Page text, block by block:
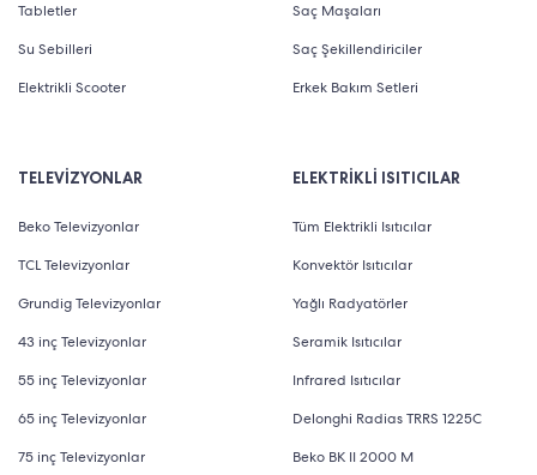
Tabletler
Su Sebilleri
Elektrikli Scooter
Saç Maşaları
Saç Şekillendiriciler
Erkek Bakım Setleri
TELEVİZYONLAR
Beko Televizyonlar
TCL Televizyonlar
Grundig Televizyonlar
43 inç Televizyonlar
55 inç Televizyonlar
65 inç Televizyonlar
75 inç Televizyonlar
ELEKTRİKLİ ISITICILAR
Tüm Elektrikli Isıtıcılar
Konvektör Isıtıcılar
Yağlı Radyatörler
Seramik Isıtıcılar
Infrared Isıtıcılar
Delonghi Radias TRRS 1225C
Beko BK II 2000 M